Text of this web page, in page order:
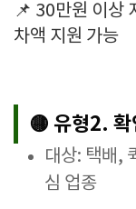
📌 30만원 이상
차액 지원 가능
🟡 유형2. 확
대상: 택배,
심 업종